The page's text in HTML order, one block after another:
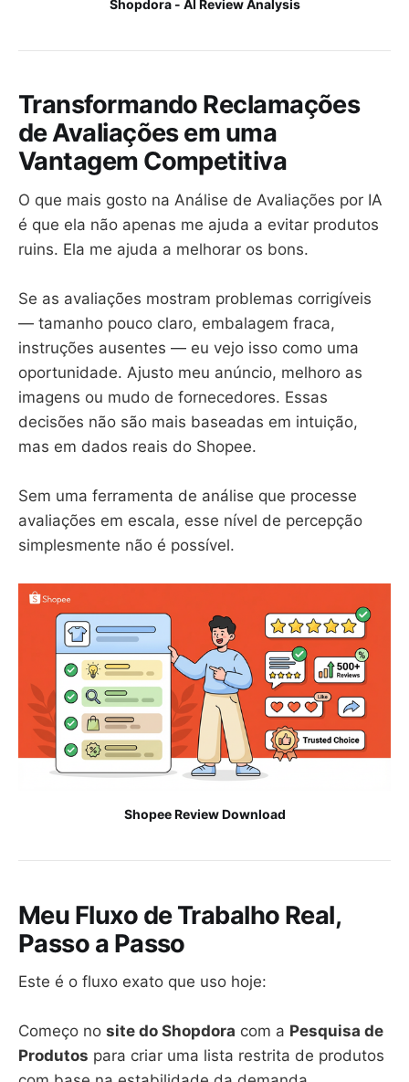
Shopdora - AI Review Analysis
Transformando Reclamações
de Avaliações em uma
Vantagem Competitiva
O que mais gosto na Análise de Avaliações por IA
é que ela não apenas me ajuda a evitar produtos
ruins. Ela me ajuda a melhorar os bons.
Se as avaliações mostram problemas corrigíveis
— tamanho pouco claro, embalagem fraca,
instruções ausentes — eu vejo isso como uma
oportunidade. Ajusto meu anúncio, melhoro as
imagens ou mudo de fornecedores. Essas
decisões não são mais baseadas em intuição,
mas em dados reais do Shopee.
Sem uma ferramenta de análise que processe
avaliações em escala, esse nível de percepção
simplesmente não é possível.
Shopee Review Download
Meu Fluxo de Trabalho Real,
Passo a Passo
Este é o fluxo exato que uso hoje:
Começo no site do Shopdora com a Pesquisa de
Produtos para criar uma lista restrita de produtos